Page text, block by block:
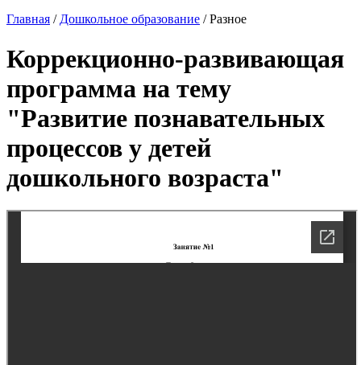
Главная / Дошкольное образование /Разное
Коррекционно-развивающая
программа на тему
"Развитие познавательных
процессов у детей
дошкольного возраста"